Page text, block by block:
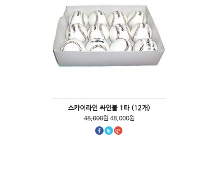
스카이라인 싸인볼 1타 (12개)
48,000원48,000원